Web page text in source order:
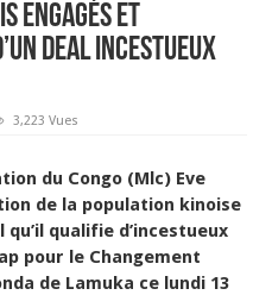
engagés et
deal incestueux
3,223 Vues
du Congo (Mlc) Eve
de la population kinoise
qu’il qualifie d’incestueux
pour le Changement
de Lamuka ce lundi 13